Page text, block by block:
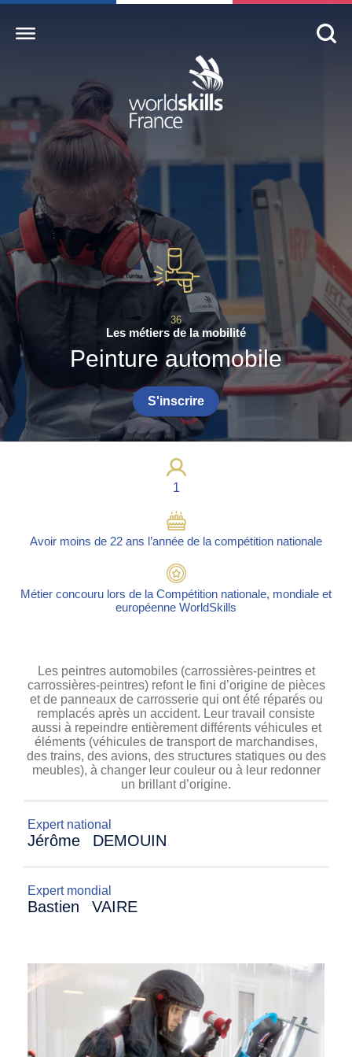
36
Les métiers de la mobilité
Peinture automobile
1
Avoir moins de 22 ans l’année de la compétition nationale
Métier concouru lors de la Compétition nationale, mondiale et
européenne WorldSkills
S'inscrire
Accueil
WorldSkills France
La compétition
Découvrez un métier
S’informer
S’engager
Nos partenaires
Actualités Education
Photos
Vidéos
Contactez-nous
Shanghai 2026
Questions fréquentes
Actualités
Inscription à la newsletter
Espace membres
Les peintres automobiles (carrossières-peintres et
carrossières-peintres) refont le fini d’origine de pièces
et de panneaux de carrosserie qui ont été réparés ou
remplacés après un accident. Leur travail consiste
aussi à repeindre entièrement différents véhicules et
éléments (véhicules de transport de marchandises,
des trains, des avions, des structures statiques ou des
meubles), à changer leur couleur ou à leur redonner
un brillant d’origine.
Expert national
Jérôme DEMOUIN
Expert mondial
Bastien VAIRE